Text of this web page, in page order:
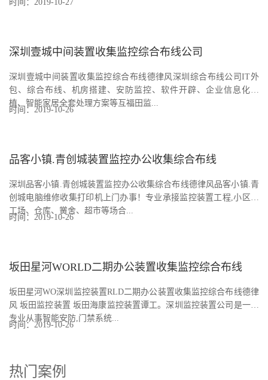
时间：2019-10-27
深圳壹城中间装置收集监控综合布线公司
深圳壹城中间装置收集监控综合布线德律风深圳综合布线公司IT外
包、综合布线、机房搭建、安防监控、软件开辟、企业信息化扶
植、智能家居全套处理方案等互福田监...
时间：2019-10-26
品客小镇.青创城装置监控办公收集综合布线
深圳品客小镇.青创城装置监控办公收集综合布线德律风品客小镇.青
创城电脑维修收集打印机上门办事！专业承接监控装置工程,小区、
工场、仓库、黉舍、超市等场合...
时间：2019-10-26
坂田星河WORLD二期办公装置收集监控综合布线
坂田星河WO深圳监控装置RLD二期办公装置收集监控综合布线德律
风 坂田监控装置 坂田海康监控装置谭工。深圳监控装置公司是一家
专业从事智能安防,门禁系统...
时间：2019-10-26
热门案例